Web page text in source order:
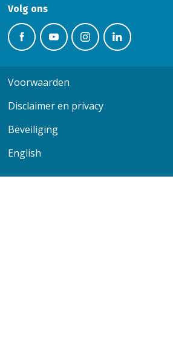
Volg ons
Volg ons
op
facebook
Volg
ons op
youtube
Volg ons
op
instagram
Volg
ons op
linkedin
Voorwaarden
Disclaimer en privacy
Beveiliging
English